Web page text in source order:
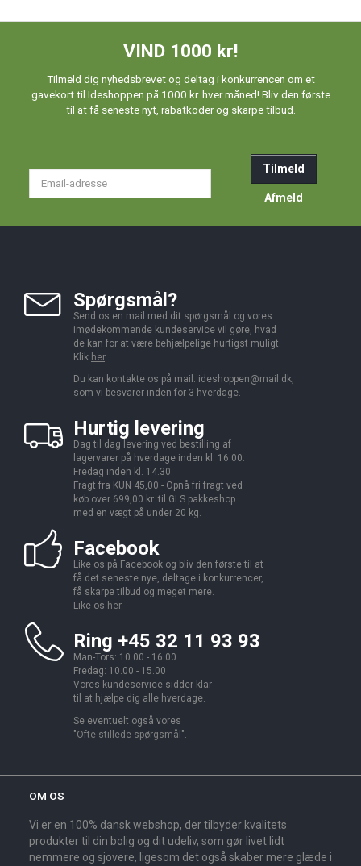
VIND 1000 kr!
Tilmeld dig nyhedsbrevet og deltag i konkurrencen om et
gavekort til Ideshoppen på 1000 kr. hver måned! Bliv den første
til at få seneste nyt, rabatkoder og skarpe tilbud.
Tilmeld
Afmeld
Spørgsmål?
Send os en mail med dit spørgsmål og vores
imødekommende kundeservice vil gøre, hvad
de kan for at være behjælpelige hurtigst muligt.
Klik her.
Du kan kontakte os på mail: ideshoppen@mail.dk,
som vi besvarer inden for 3 hverdage.
Hurtig levering
Dag til dag levering ved bestilling af
lagervarer på hverdage inden kl. 16.00.
Fredag inden kl. 14.30.
Fragt fra KUN 45,00 - Opnå fri fragt ved
køb over 699,00 kr. til GLS pakkeshop
med en vægt på under 20 kg.
Facebook
Like os på Facebook og bliv den første til at
få det seneste nye, deltage i konkurrencer,
få skarpe tilbud og meget mere.
Like os her.
Ring +45 32 11 93 93
Man-Tors: 10.00 - 16.00
Fredag: 10.00 - 15.00
Vores kundeservice sidder klar
til at hjælpe dig alle hverdage.
Se eventuelt også vores
"Ofte stillede spørgsmål ".
OM OS
Vi er en 100% dansk webshop, der tilbyder kvalitets
produkter til din bolig og dit udeliv, som gør livet lidt
nemmere og sjovere, ligesom det også skaber mere glæde i